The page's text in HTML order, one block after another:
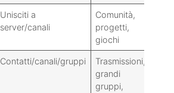
Unisciti a
server/canali
Comunità,
progetti,
giochi
Contatti/canali/gruppi
Trasmissioni,
grandi
gruppi,